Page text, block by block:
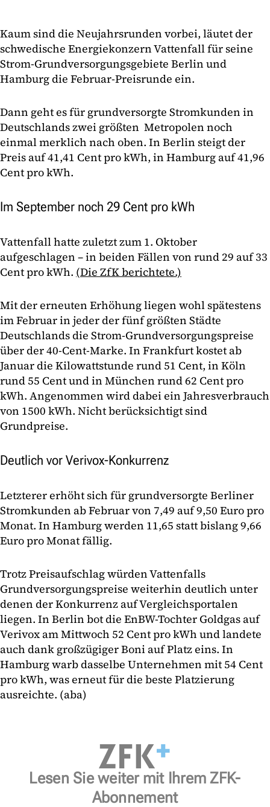
Kaum sind die Neujahrsrunden vorbei, läutet der
schwedische Energiekonzern Vattenfall für seine
Strom-Grundversorgungsgebiete Berlin und
Hamburg die Februar-Preisrunde ein.
Dann geht es für grundversorgte Stromkunden in
Deutschlands zwei größten Metropolen noch
einmal merklich nach oben. In Berlin steigt der
Preis auf 41,41 Cent pro kWh, in Hamburg auf 41,96
Cent pro kWh.
Im September noch 29 Cent pro kWh
Vattenfall hatte zuletzt zum 1. Oktober
aufgeschlagen – in beiden Fällen von rund 29 auf 33
Cent pro kWh. (Die ZfK berichtete.)
Mit der erneuten Erhöhung liegen wohl spätestens
im Februar in jeder der fünf größten Städte
Deutschlands die Strom-Grundversorgungspreise
über der 40-Cent-Marke. In Frankfurt kostet ab
Januar die Kilowattstunde rund 51 Cent, in Köln
rund 55 Cent und in München rund 62 Cent pro
kWh. Angenommen wird dabei ein Jahresverbrauch
von 1500 kWh. Nicht berücksichtigt sind
Grundpreise.
Deutlich vor Verivox-Konkurrenz
Letzterer erhöht sich für grundversorgte Berliner
Stromkunden ab Februar von 7,49 auf 9,50 Euro pro
Monat. In Hamburg werden 11,65 statt bislang 9,66
Euro pro Monat fällig.
Trotz Preisaufschlag würden Vattenfalls
Grundversorgungspreise weiterhin deutlich unter
denen der Konkurrenz auf Vergleichsportalen
liegen. In Berlin bot die EnBW-Tochter Goldgas auf
Verivox am Mittwoch 52 Cent pro kWh und landete
auch dank großzügiger Boni auf Platz eins. In
Hamburg warb dasselbe Unternehmen mit 54 Cent
pro kWh, was erneut für die beste Platzierung
ausreichte. (aba)
Lesen Sie weiter mit Ihrem ZFK-
Abonnement